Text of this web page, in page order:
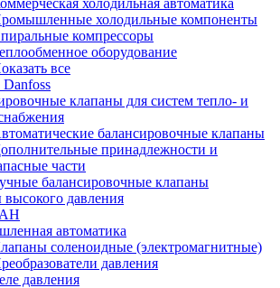
холодильная автоматика
холодильные компоненты
компрессоры
оборудование
все
клапаны для систем тепло- и
балансировочные клапаны
принадлежности и
части
балансировочные клапаны
давления
автоматика
соленоидные (электромагнитные)
давления
давления